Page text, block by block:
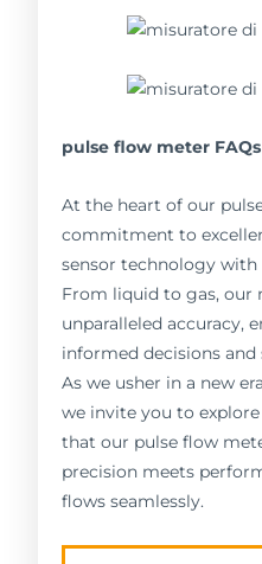
pulse flow meter
At the heart of our
commitment to
sensor technology with
From liquid to gas, our
unparalleled accuracy,
informed decisions
As we usher in a new
we invite you to
that our pulse flow
precision meets
flows seamlessly.